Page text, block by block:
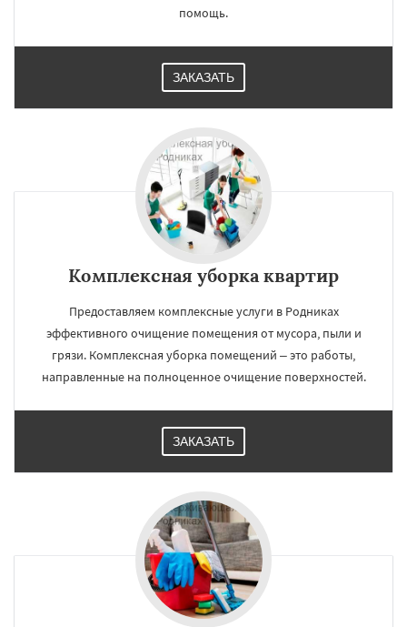
помощь.
ЗАКАЗАТЬ
Комплексная уборка квартир
Предоставляем комплексные услуги в Родниках
эффективного очищение помещения от мусора, пыли и
грязи. Комплексная уборка помещений – это работы,
направленные на полноценное очищение поверхностей.
ЗАКАЗАТЬ